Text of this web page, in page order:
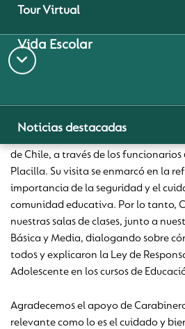
Tour Virtual
Vida Escolar
Noticias destacadas
¿Por qué Pumahue
Aprendizaje Digital
Salvaguarda
JUNIO 17, 2022
¡Carabineros de
nuestro colegio!
de Chile, a través de los funcionarios
Placilla. Su visita se enmarcó en la
importancia de la seguridad y el
comunidad educativa. Por lo tanto,
nuestras salas de clases, junto a
Básica y Media, dialogando sobre
todos y explicaron la Ley de
Adolescente en los cursos de
Agradecemos el apoyo de
relevante como lo es el cuidado y